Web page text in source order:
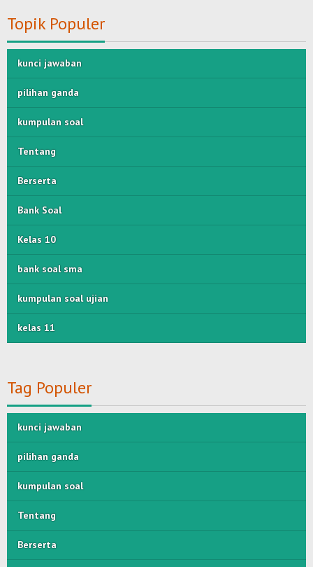
Topik Populer
kunci jawaban
pilihan ganda
kumpulan soal
Tentang
Berserta
Bank Soal
Kelas 10
bank soal sma
kumpulan soal ujian
kelas 11
Tag Populer
kunci jawaban
pilihan ganda
kumpulan soal
Tentang
Berserta